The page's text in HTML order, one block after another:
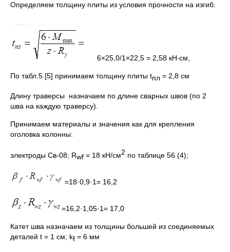
Определяем толщину плиты из условия прочности на изгиб:
6×25,0/1×22,5 = 2,58 кН∙см,
По табл.5 [5] принимаем толщину плиты tпл = 2,8 см
Длину траверсы назначаем по длине сварных швов (по 2
шва на каждую траверсу).
Принимаем материалы и значения как для крепления
оголовка колонны:
электроды Св-08; Rwf = 18 кН/см2 по таблице 56 (4);
=18·0,9·1= 16,2
=16,2·1,05·1= 17,0
Катет шва назначаем из толщины большей из соединяемых
деталей t = 1 см; kf = 6 мм